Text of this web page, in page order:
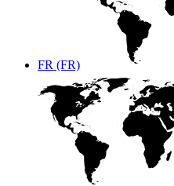
FR (FR)